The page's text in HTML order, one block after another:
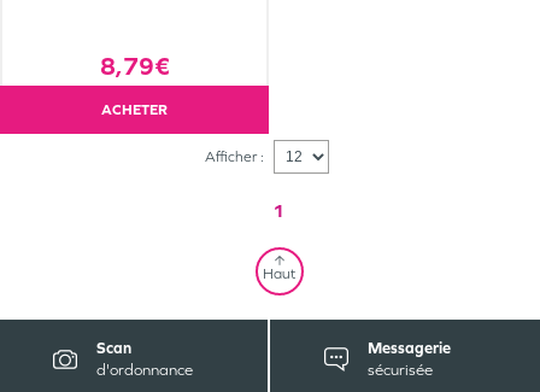
8,79€
ACHETER
Afficher :
1
Haut
Scan
d'ordonnance
Messagerie
sécurisée